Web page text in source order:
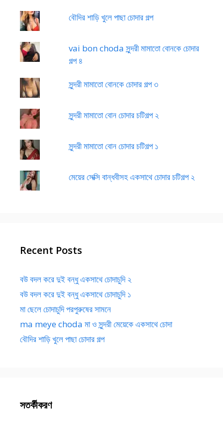
বৌদির শাড়ি খুলে পাছা চোদার গল্প
vai bon choda সুন্দরী মামাতো বোনকে চোদার
গল্প ৪
সুন্দরী মামাতো বোনকে চোদার গল্প ৩
সুন্দরী মামাতো বোন চোদার চটিগল্প ২
সুন্দরী মামাতো বোন চোদার চটিগল্প ১
মেয়ের সেক্সি বান্ধবীসহ একসাথে চোদার চটিগল্প ২
Recent Posts
বউ বদল করে দুই বন্ধু একসাথে চোদাচুদি ২
বউ বদল করে দুই বন্ধু একসাথে চোদাচুদি ১
মা ছেলে চোদাচুদি পরপুরুষের সামনে
ma meye choda মা ও সুন্দরী মেয়েকে একসাথে চোদা
বৌদির শাড়ি খুলে পাছা চোদার গল্প
সতর্কীকরণ